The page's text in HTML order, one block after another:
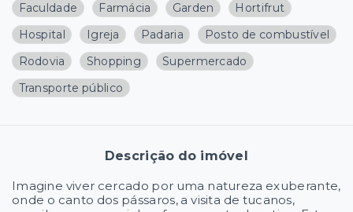
Faculdade
Farmácia Garden
Hortifrut
Hospital
Igreja Padaria
Posto de combustível
Rodovia
Shopping
Supermercado
Transporte público
Descrição do imóvel
Imagine viver cercado por uma natureza exuberante,
onde o canto dos pássaros, a visita de tucanos,